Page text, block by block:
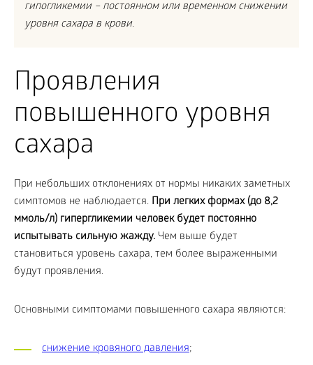
гипогликемии – постоянном или временном снижении
уровня сахара в крови.
Проявления
повышенного уровня
сахара
При небольших отклонениях от нормы никаких заметных
симптомов не наблюдается. При легких формах (до 8,2
ммоль/л) гипергликемии человек будет постоянно
испытывать сильную жажду. Чем выше будет
становиться уровень сахара, тем более выраженными
будут проявления.
Основными симптомами повышенного сахара являются:
снижение кровяного давления;